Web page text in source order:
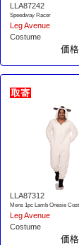
LLA87242
Speedway Racer
Leg Avenue
Costume
価格
LLA87312
Mens 1pc Lamb Onesie
Leg Avenue
Costume
価格